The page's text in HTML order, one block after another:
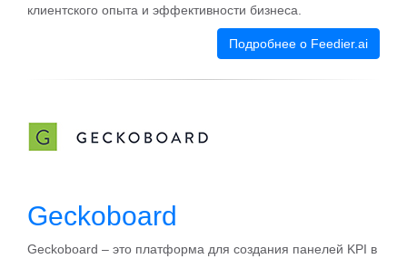
клиентского опыта и эффективности бизнеса.
Подробнее о Feedier.ai
Geckoboard
Geckoboard – это платформа для создания панелей KPI в